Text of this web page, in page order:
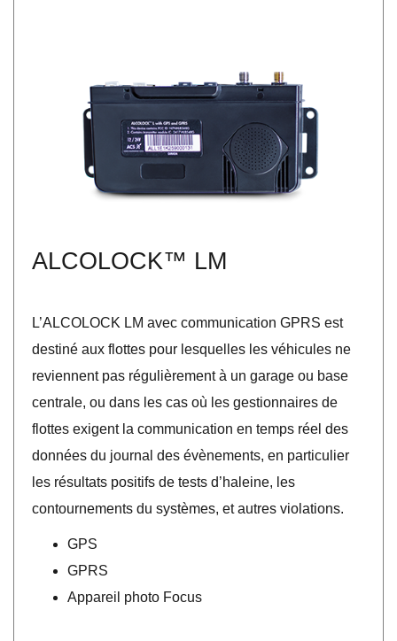
ALCOLOCK™ LM
L’ALCOLOCK LM avec communication GPRS est
destiné aux flottes pour lesquelles les véhicules ne
reviennent pas régulièrement à un garage ou base
centrale, ou dans les cas où les gestionnaires de
flottes exigent la communication en temps réel des
données du journal des évènements, en particulier
les résultats positifs de tests d’haleine, les
contournements du systèmes, et autres violations.
GPS
GPRS
Appareil photo Focus